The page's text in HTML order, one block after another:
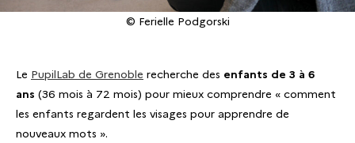
© Ferielle Podgorski
Le PupilLab de Grenoble recherche des enfants de 3 à 6
ans (36 mois à 72 mois) pour mieux comprendre « comment
les enfants regardent les visages pour apprendre de
nouveaux mots ».